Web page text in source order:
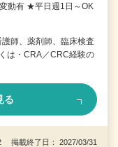
動有 ★平日週1日～OK
護師、薬剤師、臨床検査
は・CRA／CRC経験の
る
掲載終了日： 2027/03/31